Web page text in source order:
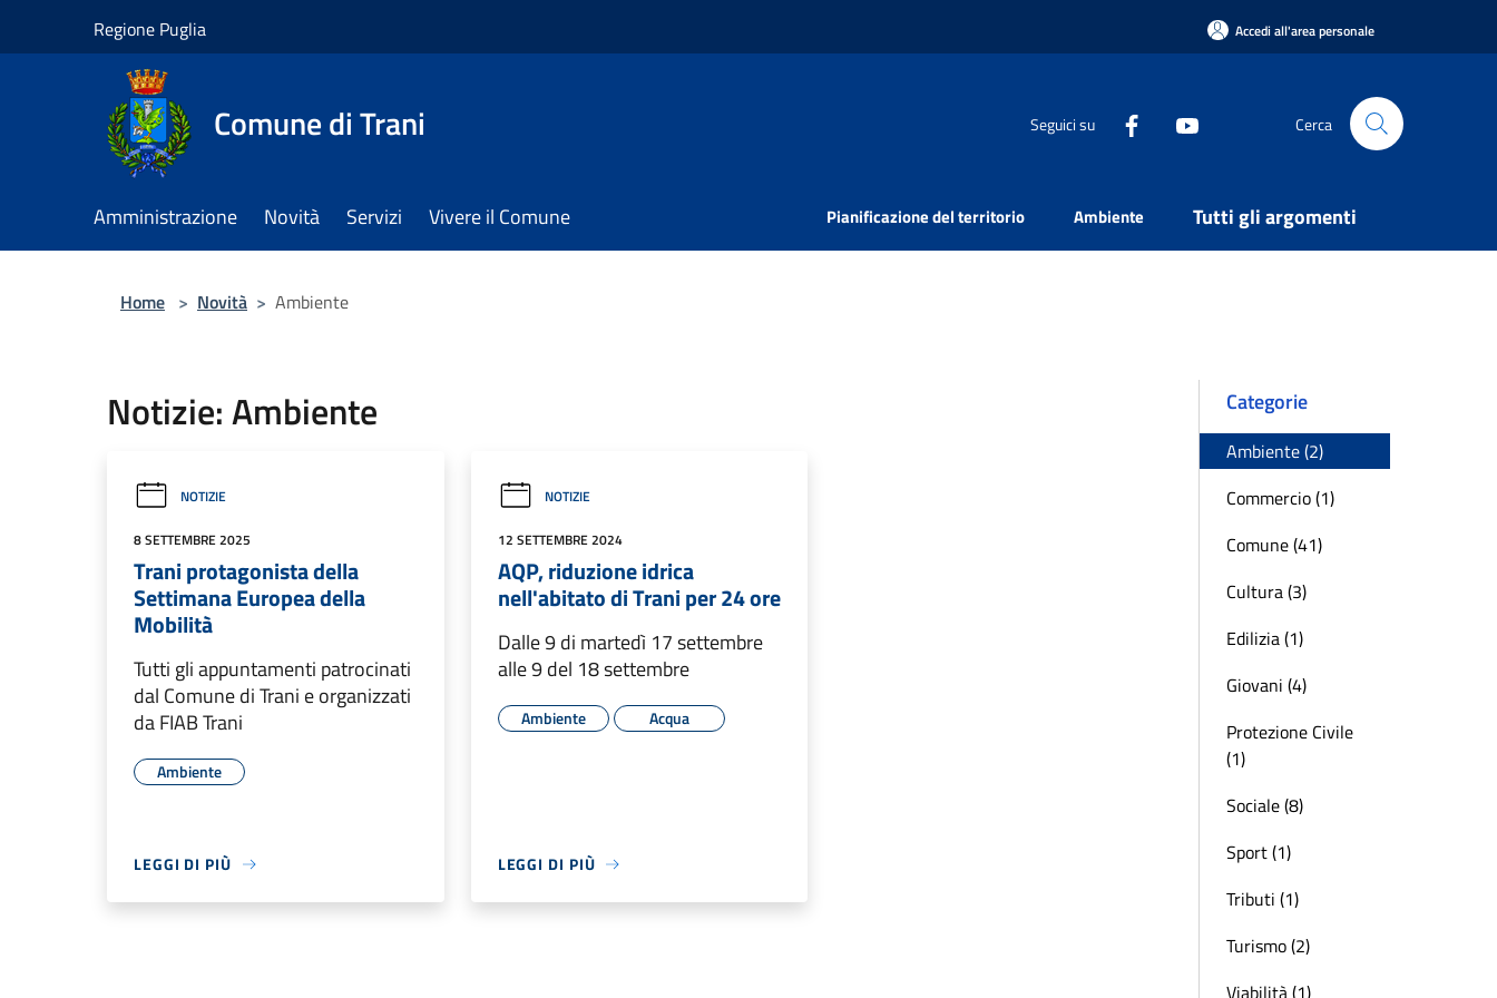
Regione Puglia Accedi all'area personale
Comune di Trani Seguici su Cerca
Amministrazione Novità Servizi Vivere il Comune Pianificazione del territorio Ambiente Tutti gli argomenti
Home > Novità > Ambiente
Notizie: Ambiente
NOTIZIE
8 SETTEMBRE 2025
Trani protagonista della
Settimana Europea della
Mobilità
Tutti gli appuntamenti patrocinati
dal Comune di Trani e organizzati
da FIAB Trani
Ambiente
LEGGI DI PIÙ
NOTIZIE
12 SETTEMBRE 2024
AQP, riduzione idrica
nell'abitato di Trani per 24 ore
Dalle 9 di martedì 17 settembre
alle 9 del 18 settembre
Ambiente Acqua
LEGGI DI PIÙ
Categorie
Ambiente (2)
Commercio (1)
Comune (41)
Cultura (3)
Edilizia (1)
Giovani (4)
Protezione Civile
(1)
Sociale (8)
Sport (1)
Tributi (1)
Turismo (2)
Viabilità (1)